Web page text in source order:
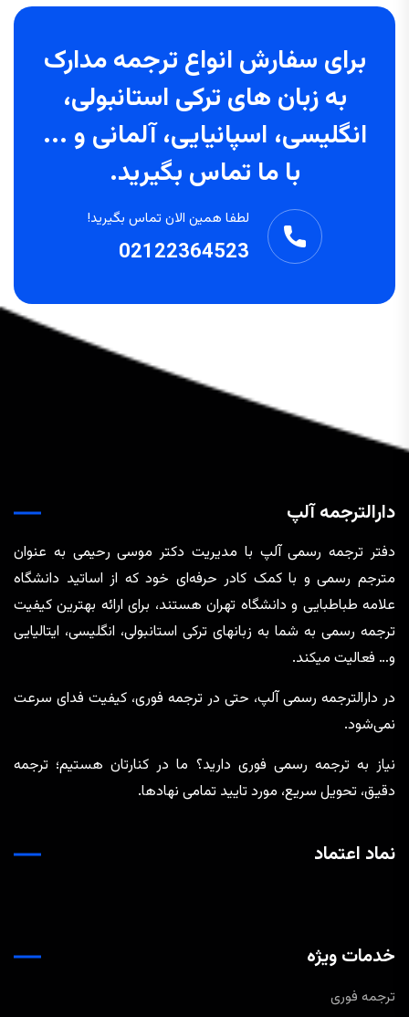
برای سفارش انواع ترجمه مدارک
به زبان های ترکی استانبولی،
انگلیسی، اسپانیایی، آلمانی و ...
با ما تماس بگیرید.
لطفا همین الان تماس بگیرید!
02122364523
دارالترجمه آلپ
دفتر ترجمه رسمی آلپ با مدیریت دکتر موسی رحیمی به عنوان
مترجم رسمی و با کمک کادر حرفه‌ای خود که از اساتید دانشگاه
علامه طباطبایی و دانشگاه تهران هستند، برای ارائه بهترین کیفیت
ترجمه رسمی به شما به زبانهای ترکی استانبولی، انگلیسی، ایتالیایی
و… فعالیت میکند.
در دارالترجمه رسمی آلپ، حتی در ترجمه‌ فوری، کیفیت فدای سرعت
نمی‌شود.
نیاز به ترجمه رسمی فوری دارید؟ ما در کنارتان هستیم؛ ترجمه
دقیق، تحویل سریع، مورد تایید تمامی نهادها.
نماد اعتماد
خدمات ویژه
ترجمه فوری